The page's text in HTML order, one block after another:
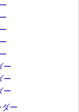
ー
ー
ー
ー